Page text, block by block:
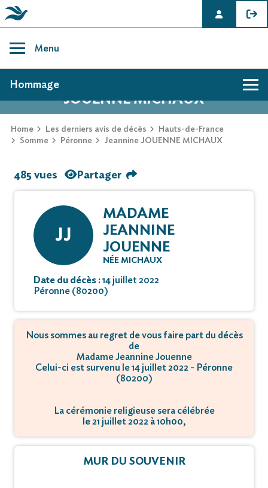
content
Menu
AVIS DE DÉCÈS DE JEANNINE
JOUENNE MICHAUX
Home Les derniers avis de décès
Hauts-de-France
Somme
Péronne Jeannine JOUENNE MICHAUX
Hommage
485 vues Partager
JJ
MADAME
JEANNINE
JOUENNE
NÉE MICHAUX
Date du décès :14 juillet 2022
Péronne (80200)
Nous sommes au regret de vous faire part du décès
de
Madame Jeannine Jouenne
Celui-ci est survenu le 14 juillet 2022 - Péronne
(80200)
La cérémonie religieuse sera célébrée
le 21 juillet 2022 à 10h00,
L'inhumation se déroulera
MUR DU SOUVENIR